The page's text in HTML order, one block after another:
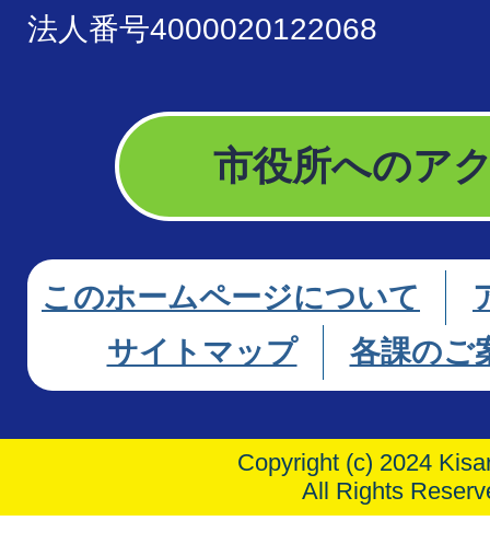
法人番号4000020122068
市役所へのア
このホームページについて
サイトマップ
各課のご
Copyright (c) 2024
All Rights